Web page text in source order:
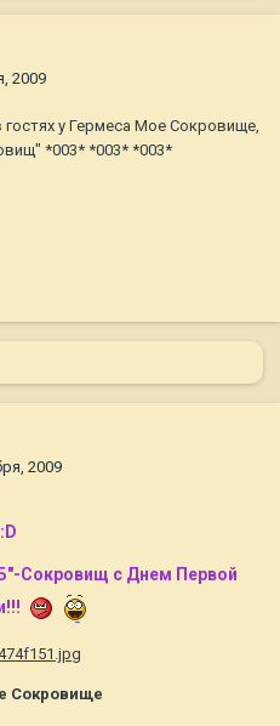
2009
у Гермеса Мое Сокровище,
*003* *003* *003*
2009
:D
Сокровищ с Днем Первой
Сокровище